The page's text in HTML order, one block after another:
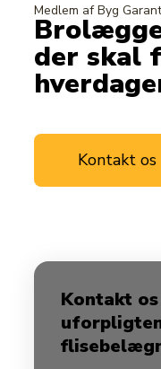
Medlem af Byg
der skal
Kontakt os
Kontakt